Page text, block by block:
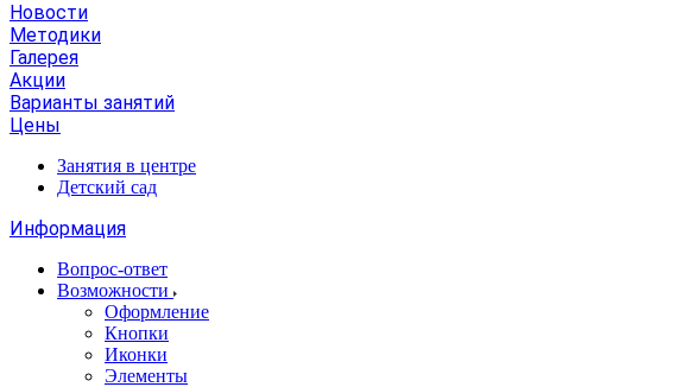
Новости
Методики
Галерея
Акции
Варианты занятий
Цены
Занятия в центре
Детский сад
Информация
Вопрос-ответ
Возможности
Оформление
Кнопки
Иконки
Элементы